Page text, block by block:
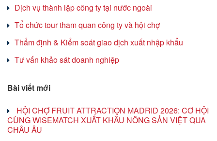
Dịch vụ thành lập công ty tại nước ngoài
Tổ chức tour tham quan công ty và hội chợ
Thẩm định & Kiểm soát giao dịch xuất nhập khẩu
Tư vấn khảo sát doanh nghiệp
Bài viết mới
HỘI CHỢ FRUIT ATTRACTION MADRID 2026: CƠ HỘI
CÙNG WISEMATCH XUẤT KHẨU NÔNG SẢN VIỆT QUA
CHÂU ÂU